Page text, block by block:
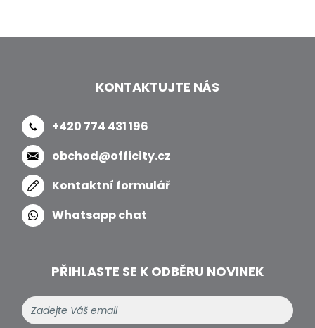
KONTAKTUJTE NÁS
+420 774 431 196
obchod@officity.cz
Kontaktní formulář
Whatsapp chat
PŘIHLASTE SE K ODBĚRU NOVINEK